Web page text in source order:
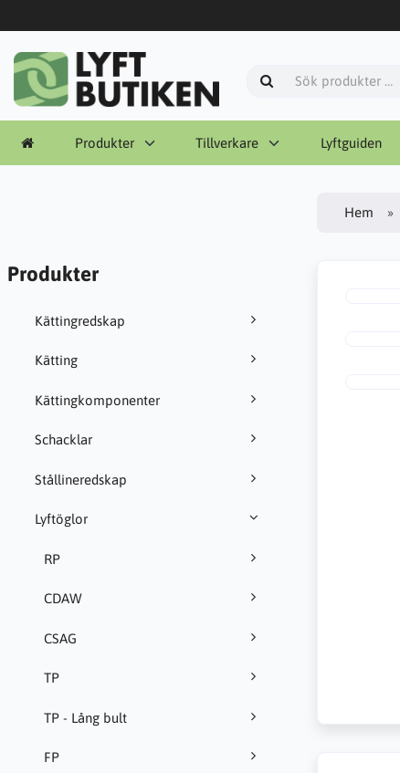
Produkter Tillverkare Lyftguiden
Produkter
Kättingredskap
Kätting
Kättingkomponenter
Schacklar
Stållineredskap
Lyftöglor
RP
CDAW
CSAG
TP
TP - Lång bult
FP
Hem